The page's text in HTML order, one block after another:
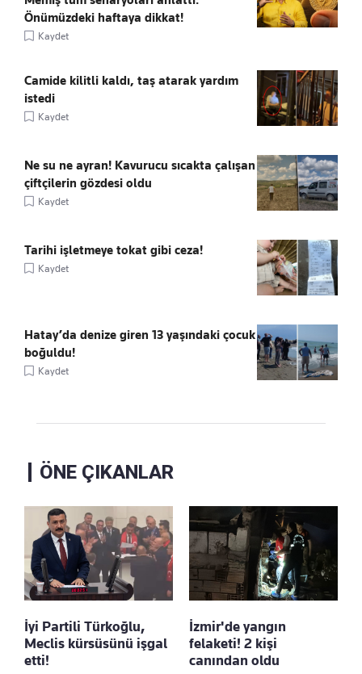
Önümüzdeki haftaya dikkat!
Kaydet
Camide kilitli kaldı, taş atarak yardım
istedi
Kaydet
Ne su ne ayran! Kavurucu sıcakta çalışan
çiftçilerin gözdesi oldu
Kaydet
Tarihi işletmeye tokat gibi ceza!
Kaydet
Hatay’da denize giren 13 yaşındaki çocuk
boğuldu!
Kaydet
ÖNE ÇIKANLAR
İyi Partili Türkoğlu,
Meclis kürsüsünü işgal
etti!
İzmir'de yangın
felaketi! 2 kişi
canından oldu